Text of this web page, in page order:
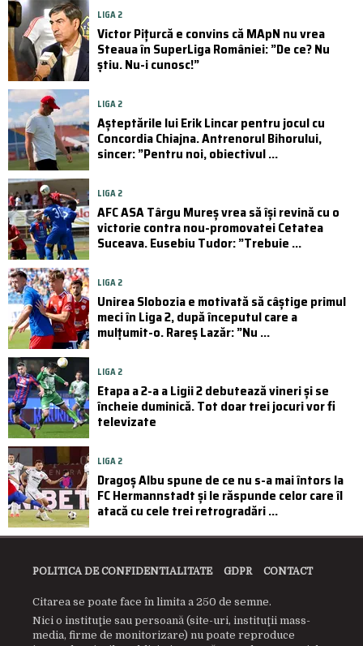
LIGA 2
Victor Pițurcă e convins că MApN nu vrea
Steaua în SuperLiga României: ”De ce? Nu
știu. Nu-i cunosc!”
LIGA 2
Așteptările lui Erik Lincar pentru jocul cu
Concordia Chiajna. Antrenorul Bihorului,
sincer: ”Pentru noi, obiectivul ...
LIGA 2
AFC ASA Târgu Mureș vrea să își revină cu o
victorie contra nou-promovatei Cetatea
Suceava. Eusebiu Tudor: ”Trebuie ...
LIGA 2
Unirea Slobozia e motivată să câștige primul
meci în Liga 2, după începutul care a
mulțumit-o. Rareș Lazăr: ”Nu ...
LIGA 2
Etapa a 2-a a Ligii 2 debutează vineri și se
încheie duminică. Tot doar trei jocuri vor fi
televizate
LIGA 2
Dragoș Albu spune de ce nu s-a mai întors la
FC Hermannstadt și le răspunde celor care îl
atacă cu cele trei retrogradări ...
POLITICA DE CONFIDENTIALITATE GDPR CONTACT
Citarea se poate face în limita a 250 de semne.
Nici o instituţie sau persoană (site-uri, instituţii mass-
media, firme de monitorizare) nu poate reproduce